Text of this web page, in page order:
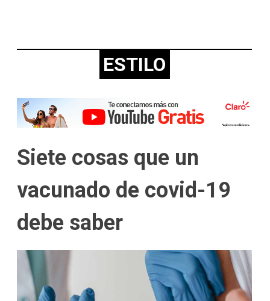
ESTILO
Siete cosas que un
vacunado de covid-19
debe saber